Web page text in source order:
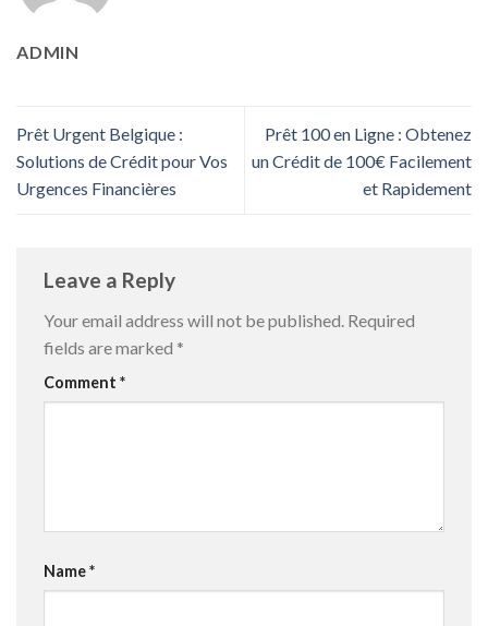
ADMIN
Prêt Urgent Belgique :
Solutions de Crédit pour Vos
Urgences Financières
Prêt 100 en Ligne : Obtenez
un Crédit de 100€ Facilement
et Rapidement
Leave a Reply
Your email address will not be published. Required
fields are marked *
Comment *
Name*